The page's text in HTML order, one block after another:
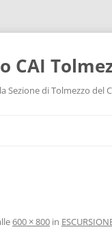
CAI
Sezione di Tolmezzo del
600 × 800 in